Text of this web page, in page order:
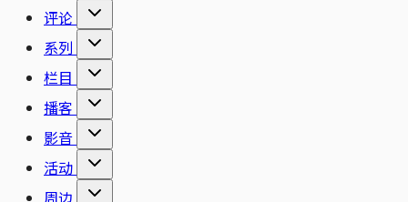
评论
系列
栏目
播客
影音
活动
周边